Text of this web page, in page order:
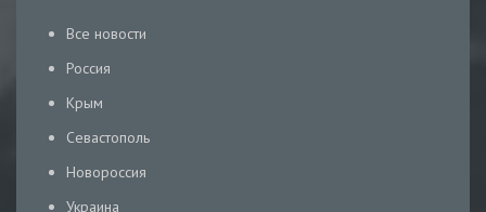
Все новости
Россия
Крым
Севастополь
Новороссия
Украина